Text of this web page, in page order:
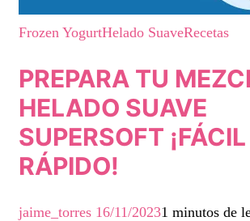
Frozen YogurtHelado SuaveRecetas
PREPARA TU
HELADO SUAVE
SUPERSOFT
RÁPIDO!
jaime_torres 16/11/20231 minutos de